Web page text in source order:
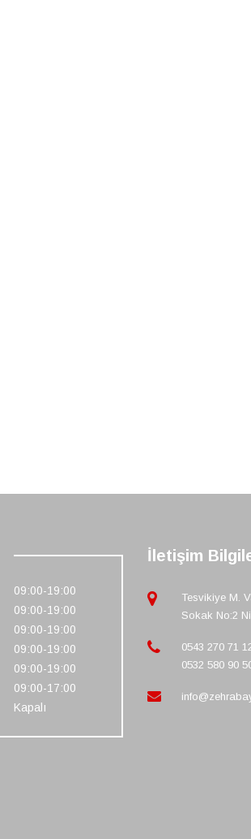
09:00-19:00
09:00-19:00
09:00-19:00
09:00-19:00
09:00-19:00
09:00-17:00
Kapalı
İletişim
Tesvikiye M.
Sokak No:2
0543 270 71
0532 580 90